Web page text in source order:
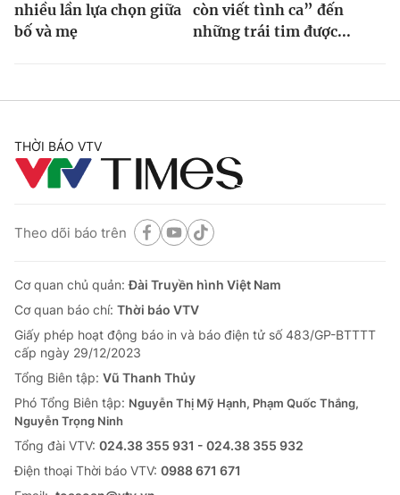
nhiều lần lựa chọn giữa
bố và mẹ
còn viết tình ca” đến
những trái tim được...
THỜI BÁO VTV
Theo dõi báo trên
Cơ quan chủ quản:Đài Truyền hình Việt Nam
Cơ quan báo chí: Thời báo VTV
Giấy phép hoạt động báo in và báo điện tử số 483/GP-BTTTT
cấp ngày 29/12/2023
Tổng Biên tập: Vũ Thanh Thủy
Phó Tổng Biên tập: Nguyễn Thị Mỹ Hạnh, Phạm Quốc Thắng,
Nguyễn Trọng Ninh
Tổng đài VTV: 024.38 355 931 - 024.38 355 932
Ðiện thoại Thời báo VTV: 0988 671 671